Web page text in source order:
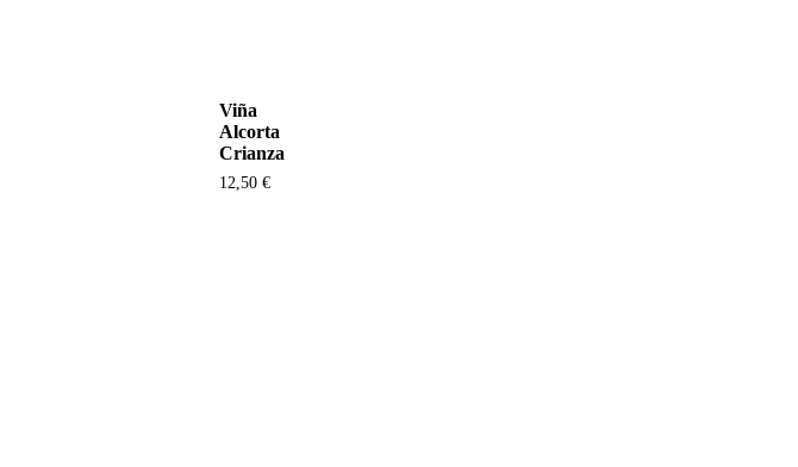
Viña
Alcorta
Crianza
12,50 €